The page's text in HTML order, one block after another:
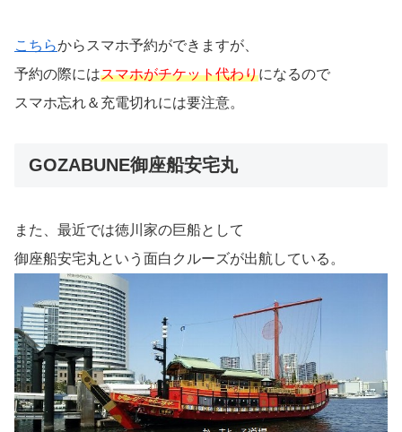
こちらからスマホ予約ができますが、
予約の際にはスマホがチケット代わりになるので
スマホ忘れ＆充電切れには要注意。
GOZABUNE御座船安宅丸
また、最近では徳川家の巨船として
御座船安宅丸という面白クルーズが出航している。